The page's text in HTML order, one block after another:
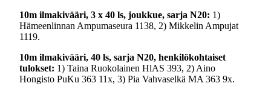
10m ilmakivääri, 3 x 40 ls, joukkue, sarja N20: 1)
Hämeenlinnan Ampumaseura 1138, 2) Mikkelin Ampujat
1119.
10m ilmakivääri, 40 ls, sarja N20, henkilökohtaiset
tulokset: 1) Taina Ruokolainen HlAS 393, 2) Aino
Hongisto PuKu 363 11x, 3) Pia Vahvaselkä MA 363 9x.